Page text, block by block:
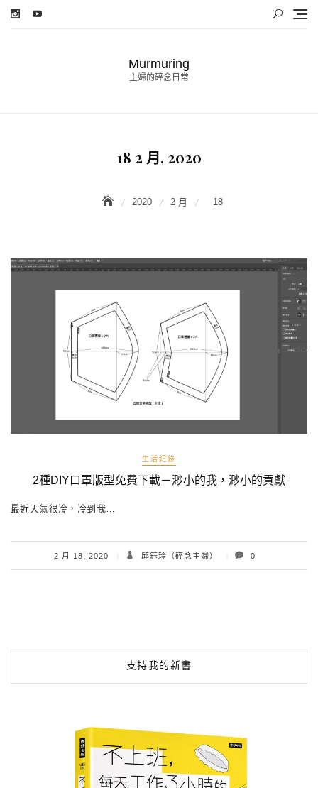
Skip
Murmuring
主婦的碎念日常
18 2 月, 2020
2020 2 月 18
生活紀錄
2種DIY口罩版型免費下載－渺小的我，渺小的貢獻
最近天氣很冷，冷到我…
2 月 18, 2020 邱鈺玲（碎念主婦） 0
支持我的新書